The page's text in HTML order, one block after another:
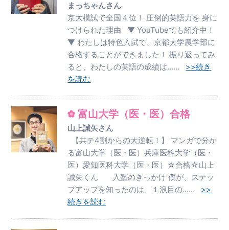
まっちゃんさん
京大模試で全国４位！ 圧倒的英語力を 身に
つけられた理由 ▼ YouTubeでも紹介中！
▼ わたしは特色入試で、京都大学農学部に
合格することができました！ 振り返ってみ
ると、わたしの英語の成績は…… >>続き
を読む
富山大学（医・医）合格
山上誠矢さん
【共テ4割からの大逆転！】 マンガで分か
る富山大学（医・医）兵庫医科大学（医・
医）愛知医科大学（医・医）☆合格☆山上
誠矢くん 入塾のきっかけ 僕が、ステッ
プアップを知ったのは、１浪目の…… >>
続きを読む